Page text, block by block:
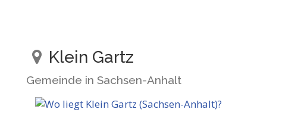
Klein Gartz
Gemeinde in Sachsen-Anhalt